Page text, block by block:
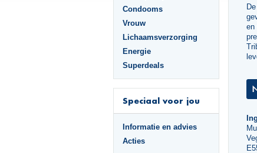
Condooms
Vrouw
Lichaamsverzorging
Energie
Superdeals
Speciaal voor jou
Informatie en advies
Acties
en